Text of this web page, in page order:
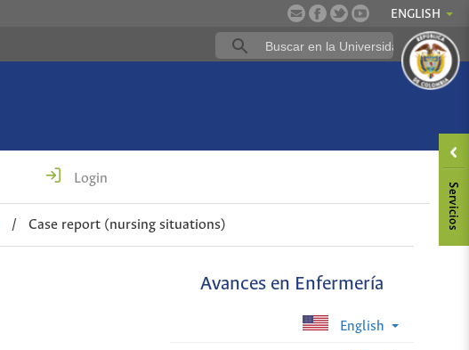
ENGLISH
Login
/ Case report (nursing situations)
Avances en Enfermería
English